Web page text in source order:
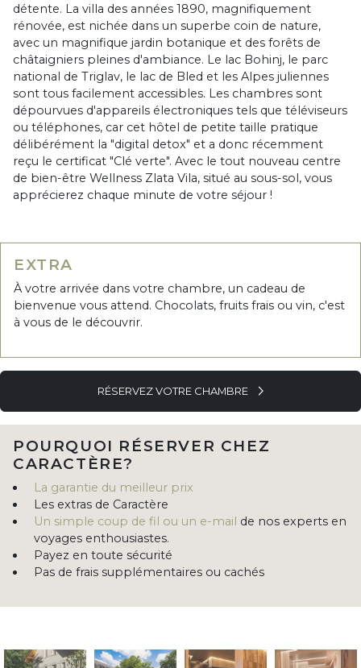
détente. La villa des années 1890, magnifiquement
rénovée, est nichée dans un superbe coin de nature,
avec un magnifique jardin botanique et des forêts de
châtaigniers pleines d'ambiance. Le lac Bohinj, le parc
national de Triglav, le lac de Bled et les Alpes juliennes
sont tous facilement accessibles. Les chambres sont
dépourvues d'appareils électroniques tels que téléviseurs
ou téléphones, car cet hôtel de petite taille pratique
délibérément la "digital detox" et a donc récemment
reçu le certificat "Clé verte". Avec le tout nouveau centre
de bien-être Wellness Zlata Vila, situé au sous-sol, vous
apprécierez chaque minute de votre séjour !
EXTRA
À votre arrivée dans votre chambre, un cadeau de
bienvenue vous attend. Chocolats, fruits frais ou vin, c'est
à vous de le découvrir.
RÉSERVEZ VOTRE CHAMBRE
POURQUOI RÉSERVER CHEZ
CARACTÈRE?
La garantie du meilleur prix
Les extras de Caractère
Un simple coup de fil ou un e-mail de nos experts en
voyages enthousiastes.
Payez en toute sécurité
Pas de frais supplémentaires ou cachés